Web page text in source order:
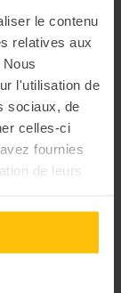
le contenu
relatives aux
l'utilisation de
sociaux, de
celles-ci
fournies
de leurs